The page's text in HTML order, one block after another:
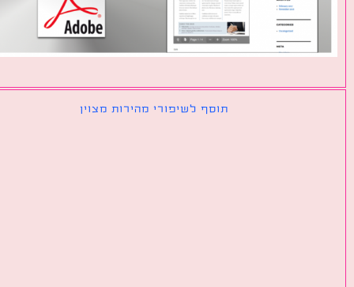
תוסף לשיפורי מהירות מצוין